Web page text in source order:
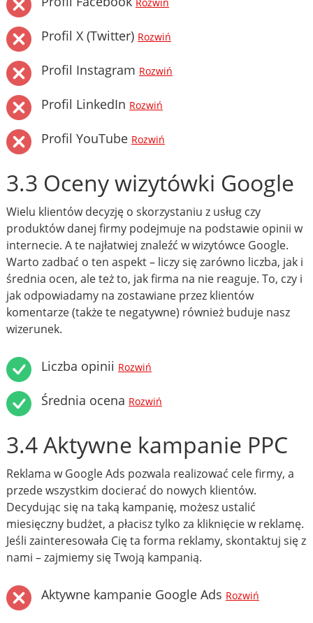
Rozwiń
Profil X (Twitter) Rozwiń
Profil Instagram Rozwiń
Profil LinkedIn Rozwiń
Profil YouTube Rozwiń
3.3 Oceny wizytówki Google
Wielu klientów decyzję o skorzystaniu z usług czy
produktów danej firmy podejmuje na podstawie opinii w
internecie. A te najłatwiej znaleźć w wizytówce Google.
Warto zadbać o ten aspekt – liczy się zarówno liczba, jak i
średnia ocen, ale też to, jak firma na nie reaguje. To, czy i
jak odpowiadamy na zostawiane przez klientów
komentarze (także te negatywne) również buduje nasz
wizerunek.
Liczba opinii Rozwiń
Średnia ocena Rozwiń
3.4 Aktywne kampanie PPC
Reklama w Google Ads pozwala realizować cele firmy, a
przede wszystkim docierać do nowych klientów.
Decydując się na taką kampanię, możesz ustalić
miesięczny budżet, a płacisz tylko za kliknięcie w reklamę.
Jeśli zainteresowała Cię ta forma reklamy, skontaktuj się z
nami – zajmiemy się Twoją kampanią.
Aktywne kampanie Google Ads Rozwiń